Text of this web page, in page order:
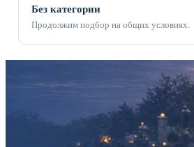
Без категории
Продолжим подбор на общих условиях.